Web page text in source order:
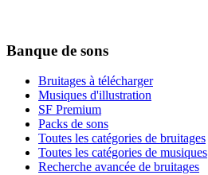
Banque de sons
Bruitages à télécharger
Musiques d'illustration
SF Premium
Packs de sons
Toutes les catégories de bruitages
Toutes les catégories de musiques
Recherche avancée de bruitages